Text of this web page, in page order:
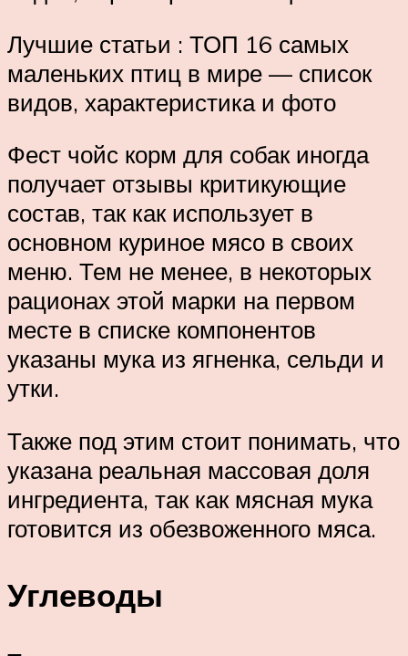
Лучшие статьи : ТОП 16 самых
маленьких птиц в мире — список
видов, характеристика и фото
Фест чойс корм для собак иногда
получает отзывы критикующие
состав, так как использует в
основном куриное мясо в своих
меню. Тем не менее, в некоторых
рационах этой марки на первом
месте в списке компонентов
указаны мука из ягненка, сельди и
утки.
Также под этим стоит понимать, что
указана реальная массовая доля
ингредиента, так как мясная мука
готовится из обезвоженного мяса.
Углеводы